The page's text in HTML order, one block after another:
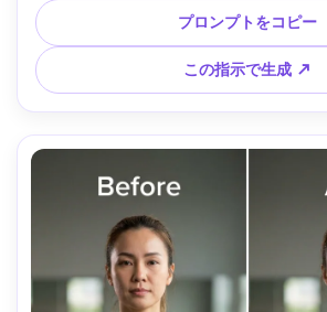
プロンプトをコピー
この指示で生成 ↗